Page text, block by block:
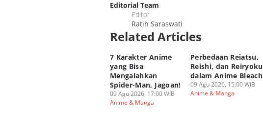
Editorial Team
Editor
Ratih Saraswati
Related Articles
7 Karakter Anime
yang Bisa
Mengalahkan
Spider-Man, Jagoan!
09 Agu 2026, 17:00 WIB
Anime & Manga
Perbedaan Reiatsu,
Reishi, dan Reiryoku
dalam Anime Bleach
09 Agu 2026, 15:00 WIB
Anime & Manga